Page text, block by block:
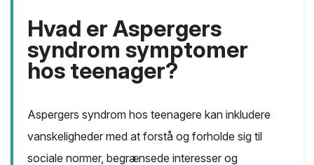
Hvad er Aspergers
syndrom symptomer
hos teenager?
Aspergers syndrom hos teenagere kan inkludere
vanskeligheder med at forstå og forholde sig til
sociale normer, begrænsede interesser og